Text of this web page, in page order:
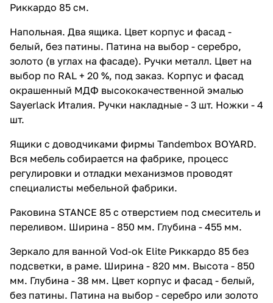
Риккардо 85 см.
Напольная. Два ящика. Цвет корпус и фасад -
белый, без патины. Патина на выбор - серебро,
золото (в углах на фасаде). Ручки металл. Цвет на
выбор по RAL + 20 %, под заказ. Корпус и фасад
окрашенный МДФ высококачественной эмалью
Sayerlack Италия. Ручки накладные - 3 шт. Ножки - 4
шт.
Ящики с доводчиками фирмы Tandembox BOYARD.
Вся мебель собирается на фабрике, процесс
регулировки и отладки механизмов проводят
специалисты мебельной фабрики.
Раковина STANCE 85 с отверстием под смеситель и
переливом. Ширина - 850 мм. Глубина - 455 мм.
Зеркало для ванной Vod-ok Elite Риккардо 85 без
подсветки, в раме. Ширина - 820 мм. Высота - 850
мм. Глубина - 38 мм. Цвет корпус и фасад - белый,
без патины. Патина на выбор - серебро или золото